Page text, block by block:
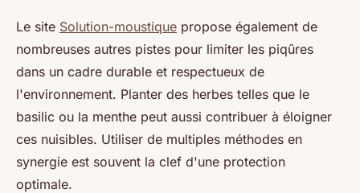
Le site Solution-moustique propose également de
nombreuses autres pistes pour limiter les piqûres
dans un cadre durable et respectueux de
l'environnement. Planter des herbes telles que le
basilic ou la menthe peut aussi contribuer à éloigner
ces nuisibles. Utiliser de multiples méthodes en
synergie est souvent la clef d'une protection
optimale.